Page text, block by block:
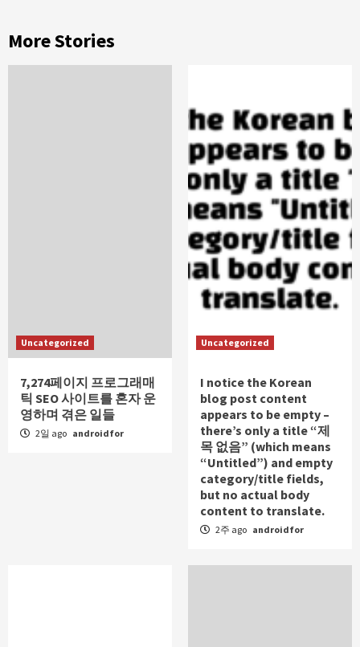
More Stories
Uncategorized
7,274페이지 프로그래매
틱 SEO 사이트를 혼자 운
영하며 겪은 일들
2일 ago androidfor
Uncategorized
I notice the Korean
blog post content
appears to be empty –
there’s only a title “제
목 없음” (which means
“Untitled”) and empty
category/title fields,
but no actual body
content to translate.
2주 ago androidfor